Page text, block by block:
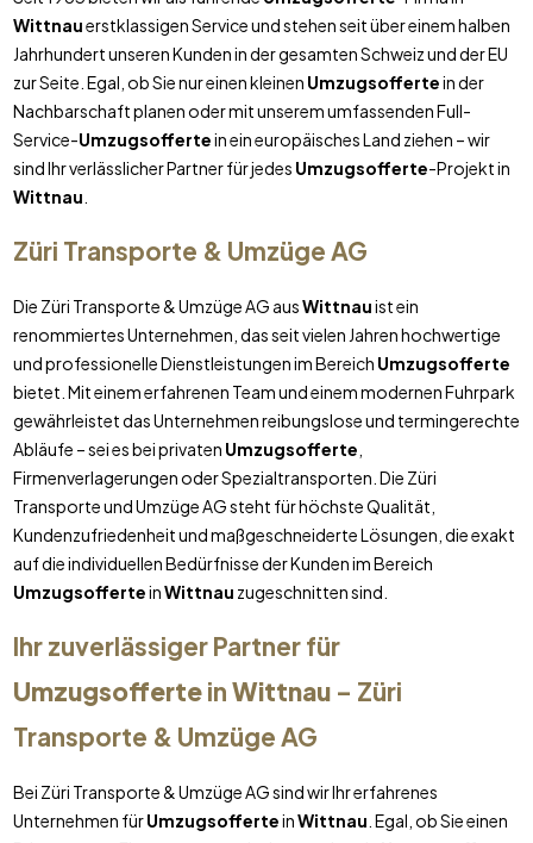
Wittnauerstklassigen Service und stehen seit über einem halben
Jahrhundert unseren Kunden in der gesamten Schweiz und der EU
zur Seite. Egal, ob Sie nur einen kleinen Umzugsoffertein der
Nachbarschaft planen oder mit unserem umfassenden Full-
Service-Umzugsoffertein ein europäisches Land ziehen – wir
sind Ihr verlässlicher Partner für jedes Umzugsofferte-Projekt in
Wittnau
Züri Transporte & Umzüge AG
Die Züri Transporte & Umzüge AG ausWittnauist ein
renommiertes Unternehmen, das seit vielen Jahren hochwertige
und professionelle Dienstleistungen im Bereich Umzugsofferte
bietet. Mit einem erfahrenen Team und einem modernen Fuhrpark
gewährleistet das Unternehmen reibungslose und termingerechte
Abläufe – sei es bei privaten Umzugsofferte
Firmenverlagerungen oder Spezialtransporten. Die Züri
Transporte und Umzüge AG steht für höchste Qualität,
Kundenzufriedenheit und maßgeschneiderte Lösungen, die exakt
auf die individuellen Bedürfnisse der Kunden im Bereich
UmzugsofferteinWittnau zugeschnitten sind.
Ihr zuverlässiger Partner für
UmzugsofferteinWittnau– Züri
Transporte & Umzüge AG
Bei Züri Transporte & Umzüge AG sind wir Ihr erfahrenes
Unternehmen fürUmzugsofferteinWittnau . Egal, ob Sie einen